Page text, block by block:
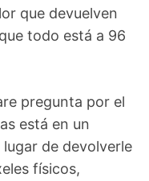
que devuelven
todo está a 96
pregunta por el
está en un
de devolverle
físicos,